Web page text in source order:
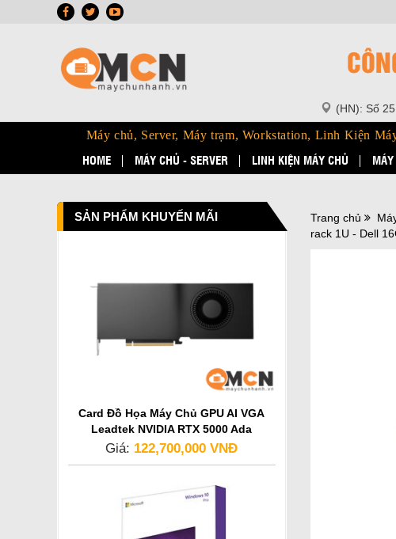
(HN): Số
Máy chủ, Server, Máy trạm, Workstation, Linh Kiện
HOME MÁY CHỦ - SERVER LINH KIỆN MÁY CHỦ
SẢN PHẨM KHUYẾN MÃI
Card Đồ Họa Máy Chủ GPU AI VGA
Leadtek NVIDIA RTX 5000 Ada
Generation
Giá: 122,700,000 VNĐ
Trang chủ
rack 1U - Dell